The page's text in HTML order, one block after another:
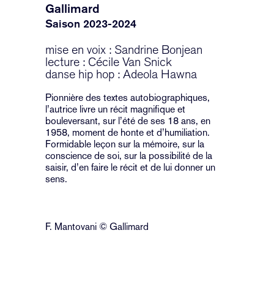
Gallimard
Saison 2023-2024
mise en voix : Sandrine Bonjean
lecture : Cécile Van Snick
danse hip hop : Adeola Hawna
Pionnière des textes autobiographiques,
l’autrice livre un récit magnifique et
bouleversant, sur l’été de ses 18 ans, en
1958, moment de honte et d’humiliation.
Formidable leçon sur la mémoire, sur la
conscience de soi, sur la possibilité de la
saisir, d’en faire le récit et de lui donner un
sens.
F. Mantovani © Gallimard